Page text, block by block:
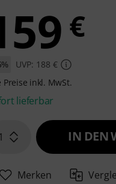
€
UVP: 188 €
Preise inkl. MwSt.
lieferbar
1 IN DEN
Merken